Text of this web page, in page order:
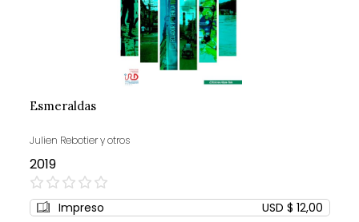
Esmeraldas
Julien Rebotier y otros
2019
0%
Impreso USD $ 12,00